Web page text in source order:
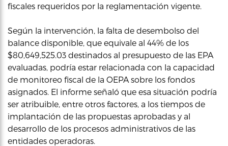
fiscales requeridos por la reglamentación vigente.
Según la intervención, la falta de desembolso del
balance disponible, que equivale al 44% de los
$80,649,525.03 destinados al presupuesto de las EPA
evaluadas, podría estar relacionada con la capacidad
de monitoreo fiscal de la OEPA sobre los fondos
asignados. El informe señaló que esa situación podría
ser atribuible, entre otros factores, a los tiempos de
implantación de las propuestas aprobadas y al
desarrollo de los procesos administrativos de las
entidades operadoras.